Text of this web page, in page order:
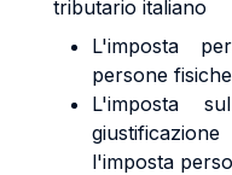
tributario italiano
L'imposta
persone fisiche
L'imposta
l'imposta